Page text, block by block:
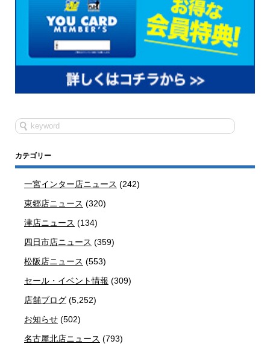
カテゴリー
一宮インター店ニュース (242)
東郷店ニュース (320)
津店ニュース (134)
四日市店ニュース (359)
松阪店ニュース (553)
セール・イベント情報 (309)
店舗ブログ (5,252)
お知らせ (502)
名古屋北店ニュース (793)